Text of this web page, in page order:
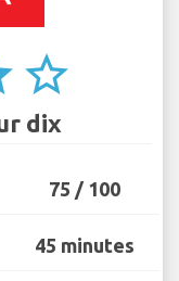
star_border
dix
75 / 100
45 minutes